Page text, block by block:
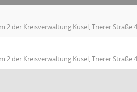
2 der Kreisverwaltung Kusel, Trierer Straße
2 der Kreisverwaltung Kusel, Trierer Straße